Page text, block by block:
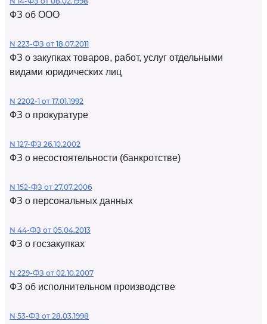
ФЗ об ООО
N 223-ФЗ от 18.07.2011
ФЗ о закупках товаров, работ, услуг отдельными
видами юридических лиц
N 2202-1 от 17.01.1992
ФЗ о прокуратуре
N 127-ФЗ 26.10.2002
ФЗ о несостоятельности (банкротстве)
N 152-ФЗ от 27.07.2006
ФЗ о персональных данных
N 44-ФЗ от 05.04.2013
ФЗ о госзакупках
N 229-ФЗ от 02.10.2007
ФЗ об исполнительном производстве
N 53-ФЗ от 28.03.1998